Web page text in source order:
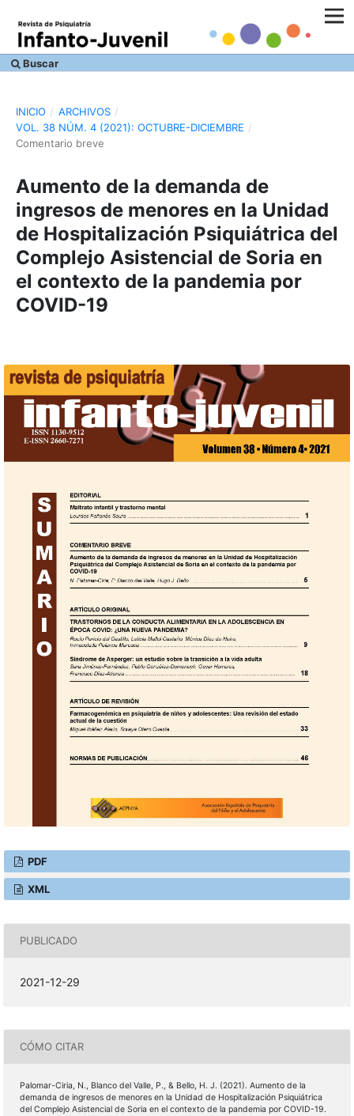
Buscar
INICIO / ARCHIVOS /
VOL. 38 NÚM. 4 (2021): OCTUBRE-DICIEMBRE /
Comentario breve
Aumento de la demanda de
ingresos de menores en la Unidad
de Hospitalización Psiquiátrica del
Complejo Asistencial de Soria en
el contexto de la pandemia por
COVID-19
PDF
XML
PUBLICADO
2021-12-29
CÓMO CITAR
Palomar-Ciria, N., Blanco del Valle, P., & Bello, H. J. (2021). Aumento de la
demanda de ingresos de menores en la Unidad de Hospitalización Psiquiátrica
del Complejo Asistencial de Soria en el contexto de la pandemia por COVID-19.